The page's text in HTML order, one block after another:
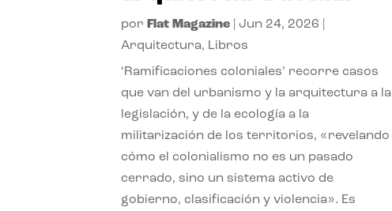
por Flat Magazine Jun 24, 2026
Arquitectura, Libros
‘Ramificaciones coloniales’ recorre casos
que van del urbanismo y la arquitectura a la
legislación, y de la ecología a la
militarización de los territorios, «revelando
cómo el colonialismo no es un pasado
cerrado, sino un sistema activo de
gobierno, clasificación y violencia». Es